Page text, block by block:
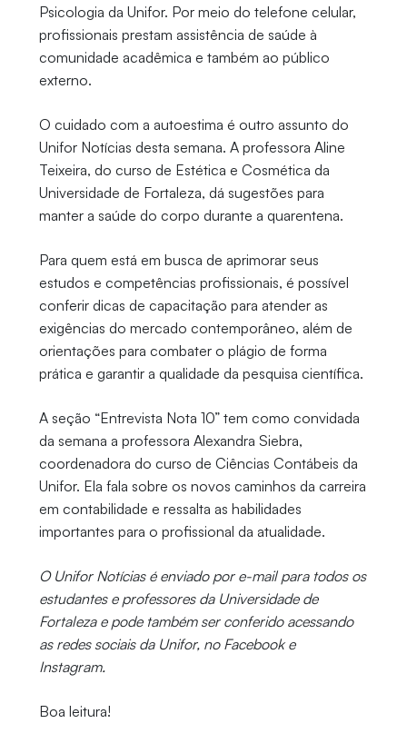
Psicologia da Unifor. Por meio do telefone celular,
profissionais prestam assistência de saúde à
comunidade acadêmica e também ao público
externo.
O cuidado com a autoestima é outro assunto do
Unifor Notícias desta semana. A professora Aline
Teixeira, do curso de Estética e Cosmética da
Universidade de Fortaleza, dá sugestões para
mantera saúde do corpo durante a quarentena.
Para quem está em busca de aprimorar seus
estudos e competências profissionais, é possível
conferir dicas de capacitação para atender as
exigências do mercado contemporâneo, além de
orientações para combater o plágio de forma
prática e garantir a qualidade da pesquisa científica.
A seção “Entrevista Nota 10” tem como convidada
da semana a professora Alexandra Siebra,
coordenadora do curso de Ciências Contábeis da
Unifor. Ela fala sobre os novos caminhos da carreira
em contabilidade e ressalta as habilidades
importantes para o profissional da atualidade.
O Unifor Notícias é enviado por e-mail para todos os
estudantes e professores da Universidade de
Fortaleza e pode também ser conferido acessando
as redes sociais da Unifor, no Facebook e
Instagram.
Boa leitura!